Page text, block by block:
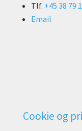
Tlf. +45 38 79
Email
Cookie og